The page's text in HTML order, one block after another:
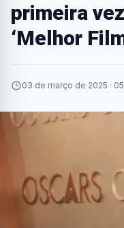
primeira
‘Melhor
03 de março de 2025 ·